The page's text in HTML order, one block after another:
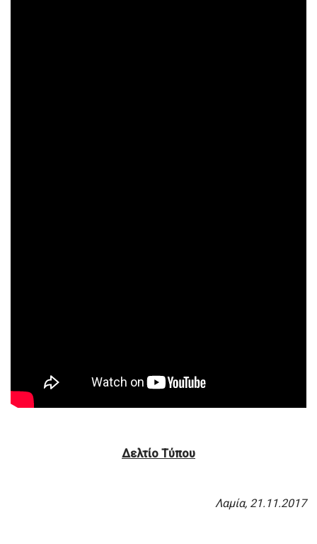
Δελτίο Τύπου
Λαμία, 21.11.2017